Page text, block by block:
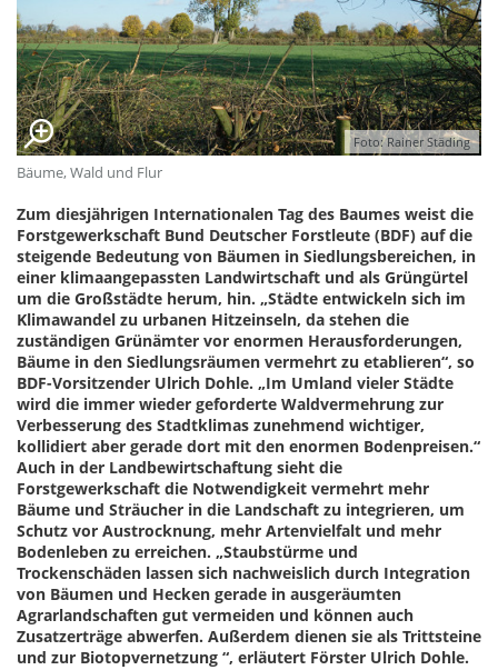
Foto: Rainer Städing
Bäume, Wald und Flur
Zum diesjährigen Internationalen Tag des Baumes weist die
Forstgewerkschaft Bund Deutscher Forstleute (BDF) auf die
steigende Bedeutung von Bäumen in Siedlungsbereichen, in
einer klimaangepassten Landwirtschaft und als Grüngürtel
um die Großstädte herum, hin. „Städte entwickeln sich im
Klimawandel zu urbanen Hitzeinseln, da stehen die
zuständigen Grünämter vor enormen Herausforderungen,
Bäume in den Siedlungsräumen vermehrt zu etablieren“, so
BDF-Vorsitzender Ulrich Dohle. „Im Umland vieler Städte
wird die immer wieder geforderte Waldvermehrung zur
Verbesserung des Stadtklimas zunehmend wichtiger,
kollidiert aber gerade dort mit den enormen Bodenpreisen.“
Auch in der Landbewirtschaftung sieht die
Forstgewerkschaft die Notwendigkeit vermehrt mehr
Bäume und Sträucher in die Landschaft zu integrieren, um
Schutz vor Austrocknung, mehr Artenvielfalt und mehr
Bodenleben zu erreichen. „Staubstürme und
Trockenschäden lassen sich nachweislich durch Integration
von Bäumen und Hecken gerade in ausgeräumten
Agrarlandschaften gut vermeiden und können auch
Zusatzerträge abwerfen. Außerdem dienen sie als Trittsteine
und zur Biotopvernetzung “, erläutert Förster Ulrich Dohle.